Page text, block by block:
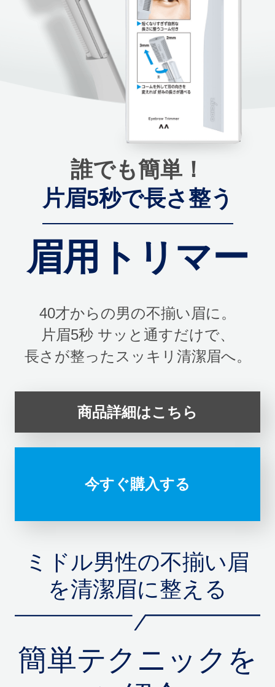
誰でも簡単！
片眉5秒で長さ整う
眉用トリマー
40才からの男の不揃い眉に。
片眉5秒 サッと通すだけで、
長さが整ったスッキリ清潔眉へ。
商品詳細はこちら
今すぐ購入する
ミドル男性の不揃い眉
を清潔眉に整える
簡単テクニックを